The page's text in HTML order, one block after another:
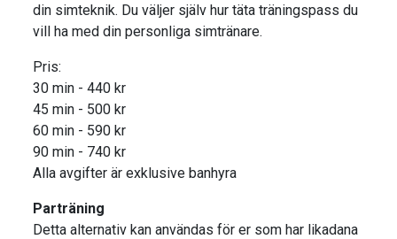
din simteknik. Du väljer själv hur täta träningspass du
vill ha med din personliga simtränare.
Pris:
30 min - 440 kr
45 min - 500 kr
60 min - 590 kr
90 min - 740 kr
Alla avgifter är exklusive banhyra
Parträning
Detta alternativ kan användas för er som har likadana